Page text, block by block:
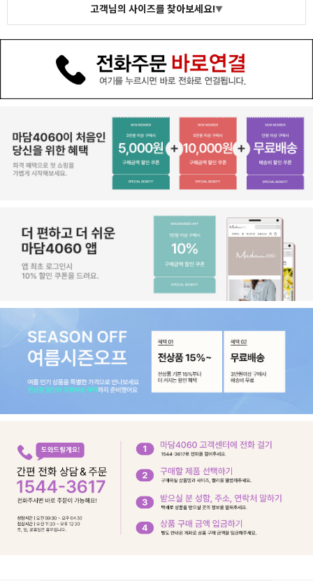
고객님의 사이즈를 찾아보세요!▼